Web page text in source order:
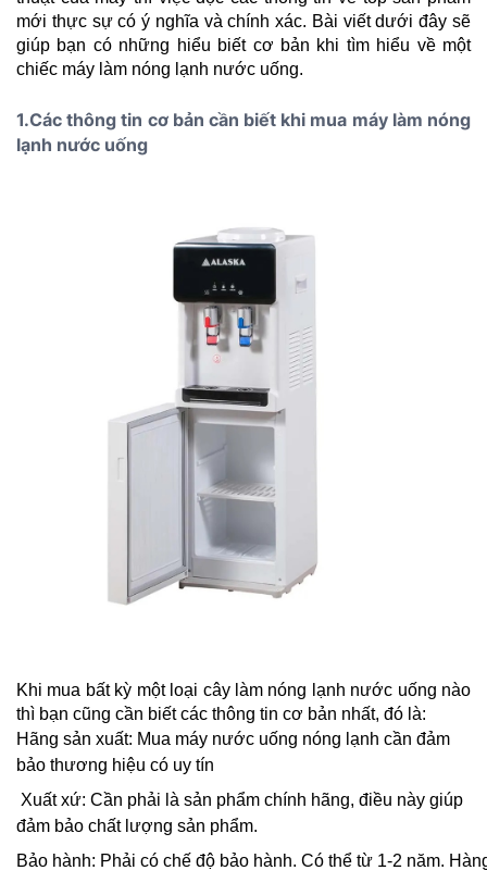
mới thực sự có ý nghĩa và chính xác. Bài viết dưới đây sẽ
giúp bạn có những hiểu biết cơ bản khi tìm hiểu về một
chiếc máy làm nóng lạnh nước uống.
1.Các thông tin cơ bản cần biết khi mua máy làm nóng
lạnh nước uống
Khi mua bất kỳ một loại cây làm nóng lạnh nước uống nào
thì bạn cũng cần biết các thông tin cơ bản nhất, đó là:
Hãng sản xuất: Mua máy nước uống nóng lạnh cần đảm
bảo thương hiệu có uy tín
Xuất xứ: Cần phải là sản phẩm chính hãng, điều này giúp
đảm bảo chất lượng sản phẩm.
Bảo hành: Phải có chế độ bảo hành. Có thể từ 1-2 năm.